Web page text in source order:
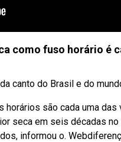
como fuso horário é
canto do Brasil e do
são cada uma
seca em seis décadas
informou o.